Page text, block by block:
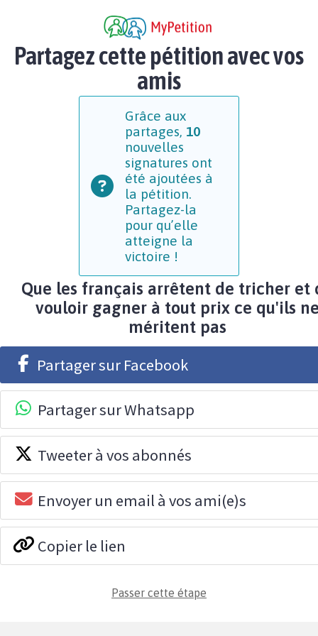
Partagez cette pétition avec vos
amis
Grâce aux
partages, 10
nouvelles
signatures ont
été ajoutées à
la pétition.
Partagez-la
pour qu’elle
atteigne la
victoire !
Que les français arrêtent de tricher et
vouloir gagner à tout prix ce qu'ils
méritent pas
Partager sur Facebook
Partager sur Whatsapp
Tweeter à vos abonnés
Envoyer un email à vos ami(e)s
Copier le lien
Passer cette étape